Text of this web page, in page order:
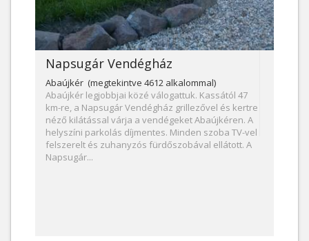
Napsugár Vendégház
Abaújkér (megtekintve 4612 alkalommal)
Abaújkér legjobbjai közé válogattuk. Kassától 47
km-re, a Napsugár Vendégház grillezővel és kertre
néző kilátással várja a vendégeket Abaújkéren. A
helyszíni parkolás díjmentes. Minden szoba TV-vel
felszerelt és zuhanyzós fürdőszobával ellátott. A
Napsugár...